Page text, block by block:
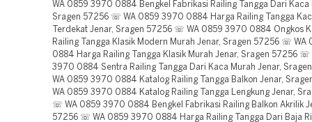
WA 0859 3970 0884 Bengkel Fabrikasi Railing Tangga Dari Kaca
Sragen 57256 ☏ WA 0859 3970 0884 Harga Railing Tangga
Terdekat Jenar, Sragen 57256 ☏ WA 0859 3970 0884 Ongkos
Railing Tangga Klasik Modern Murah Jenar, Sragen 57256 ☏ WA
0884 Harga Railing Tangga Klasik Murah Jenar, Sragen 57256 ☏
3970 0884 Sentra Railing Tangga Dari Kaca Murah Jenar,
WA 0859 3970 0884 Katalog Railing Tangga Balkon Jenar,
WA 0859 3970 0884 Katalog Railing Tangga Lengkung Jenar,
☏ WA 0859 3970 0884 Bengkel Fabrikasi Railing Balkon Akrilik
57256 ☏ WA 0859 3970 0884 Harga Railing Tangga Dari Baja